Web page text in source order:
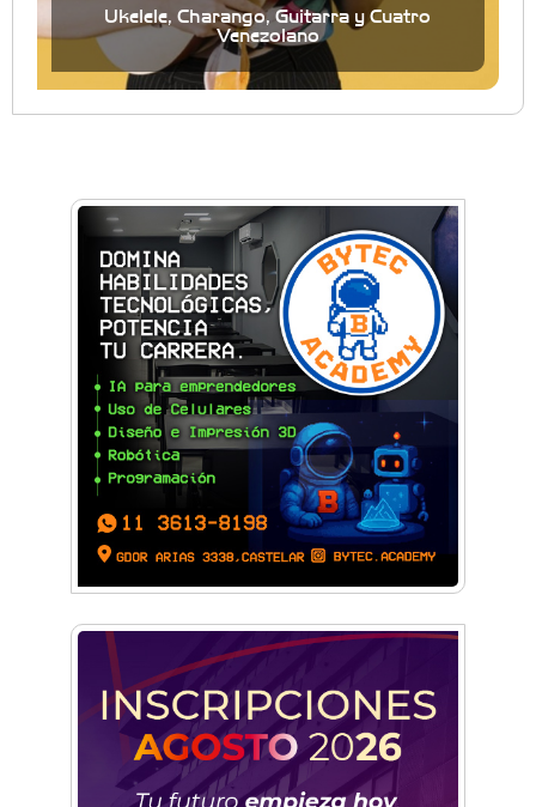
Ukelele, Charango, Guitarra y Cuatro
Venezolano